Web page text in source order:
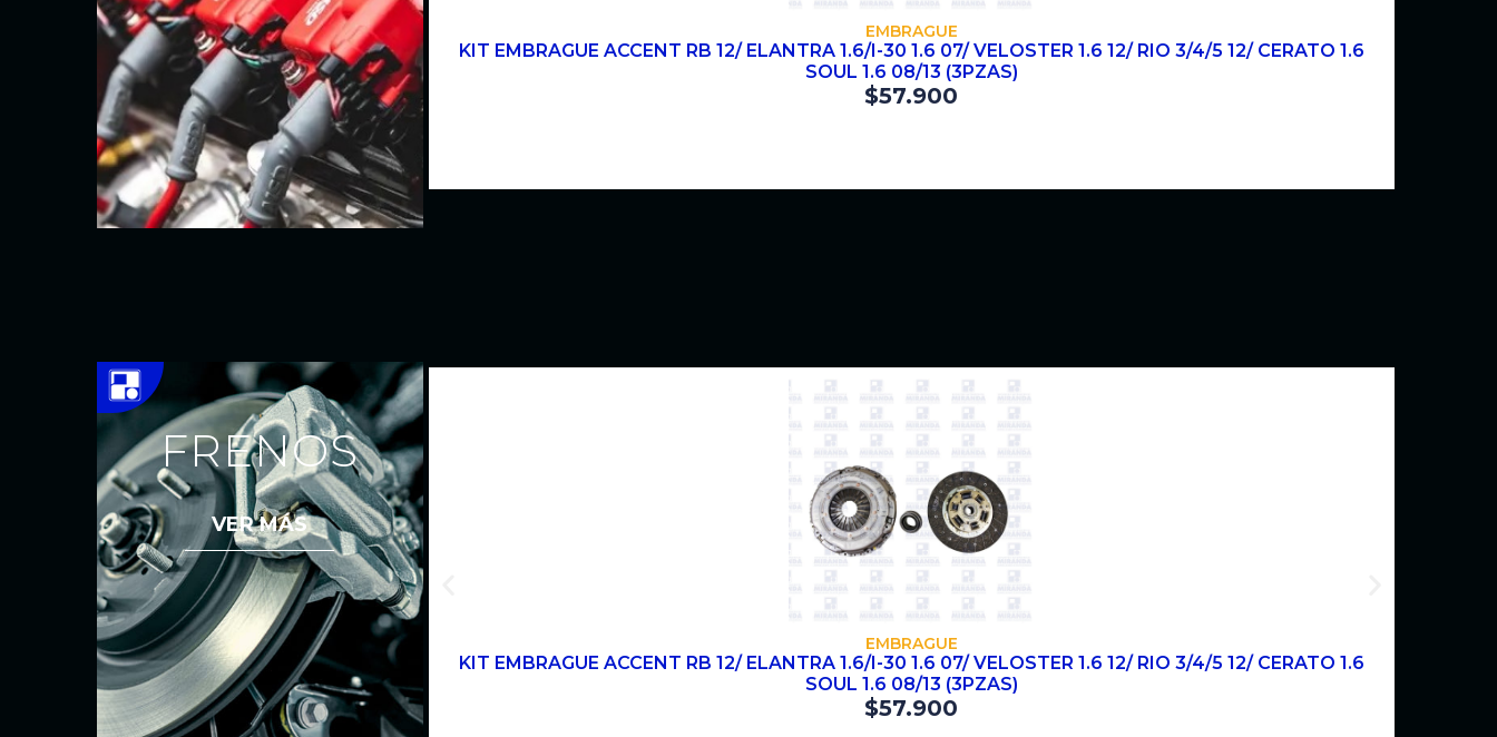
COMPRAR
EMBRAGUE
KIT EMBRAGUE ACCENT RB 12/ ELANTRA 1.6/I-30 1.6 07/ VELOSTER 1.6 12/ RIO 3/4/5 12/ CERATO 1.6
SOUL 1.6 08/13 (3PZAS)
$57.900
FRENOS
VER MÁS
COMPRAR
EMBRAGUE
KIT EMBRAGUE ACCENT RB 12/ ELANTRA 1.6/I-30 1.6 07/ VELOSTER 1.6 12/ RIO 3/4/5 12/ CERATO 1.6
SOUL 1.6 08/13 (3PZAS)
$57.900